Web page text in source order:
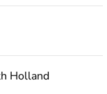
Holland